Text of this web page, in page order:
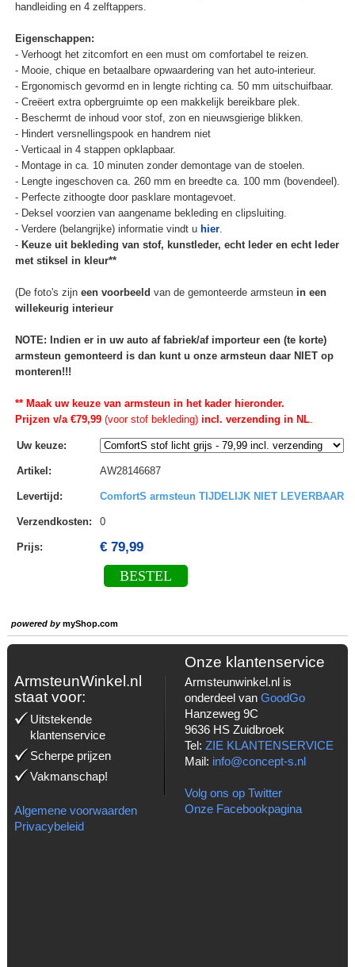
handleiding en 4 zelftappers.
Eigenschappen:
- Verhoogt het zitcomfort en een must om comfortabel te reizen.
- Mooie, chique en betaalbare opwaardering van het auto-interieur.
- Ergonomisch gevormd en in lengte richting ca. 50 mm uitschuifbaar.
- Creëert extra opbergruimte op een makkelijk bereikbare plek.
- Beschermt de inhoud voor stof, zon en nieuwsgierige blikken.
- Hindert versnellingspook en handrem niet
- Verticaal in 4 stappen opklapbaar.
- Montage in ca. 10 minuten zonder demontage van de stoelen.
- Lengte ingeschoven ca. 260 mm en breedte ca. 100 mm (bovendeel).
- Perfecte zithoogte door pasklare montagevoet.
- Deksel voorzien van aangename bekleding en clipsluiting.
- Verdere (belangrijke) informatie vindt u hier.
- Keuze uit bekleding van stof, kunstleder, echt leder en echt leder
met stiksel in kleur**
(De foto's zijn een voorbeeld van de gemonteerde armsteun in een
willekeurig interieur
NOTE: Indien er in uw auto af fabriek/af importeur een (te korte)
armsteun gemonteerd is dan kunt u onze armsteun daar NIET op
monteren!!!
** Maak uw keuze van armsteun in het kader hieronder.
Prijzen v/a €79,99(voor stof bekleding)incl. verzending in NL.
Uw keuze:
Artikel : AW28146687
Levertijd : ComfortS armsteun TIJDELIJK NIET LEVERBAAR
Verzendkosten: 0
Prijs: € 79,99
BESTEL
powered bymyShop.com
ArmsteunWinkel.nl
staat voor:
Uitstekende
klantenservice
Scherpe prijzen
Vakmanschap!
Algemene voorwaarden
Privacybeleid
Onze klantenservice
Armsteunwinkel.nl is
onderdeel van GoodGo
Hanzeweg 9C
9636 HS Zuidbroek
Tel: ZIE KLANTENSERVICE
Mail: info@concept-s.nl
Volg ons op Twitter
Onze Facebookpagina